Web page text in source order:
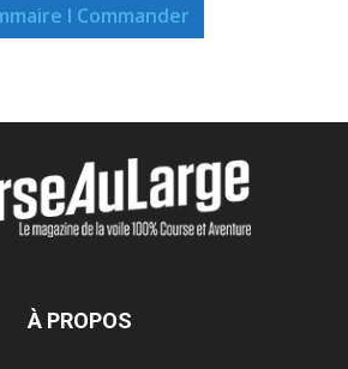
I Commander
À PROPOS